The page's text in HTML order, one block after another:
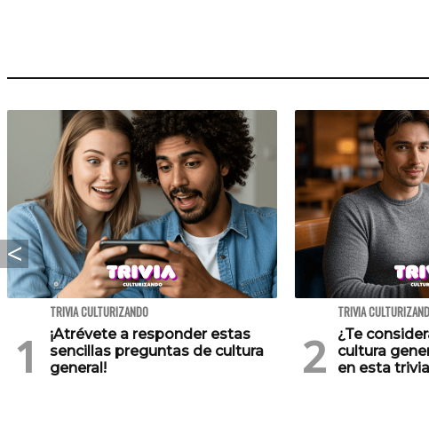
TRIVIA CULTURIZANDO
¡Atrévete a responder estas
sencillas preguntas de cultura
general!
TRIVIA
¿Te
cultura
en esta